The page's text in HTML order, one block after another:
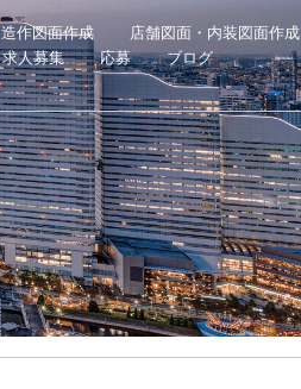
造作図面作成
店舗図面・内装図面作成
求人募集 応募
ブログ